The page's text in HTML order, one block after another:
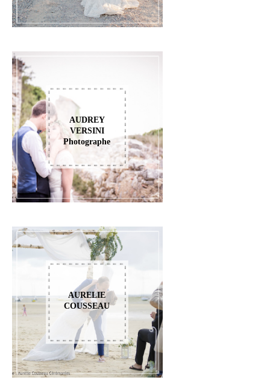
AUDREY
VERSINI
Photographe
AURELIE
COUSSEAU